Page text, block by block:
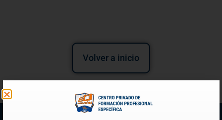
Volver a inicio